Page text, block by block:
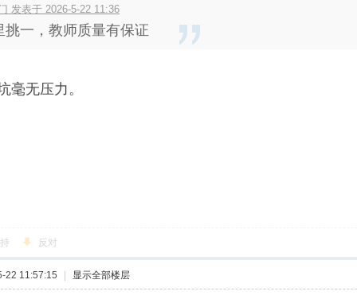
发表于 2026-5-22 11:36
挑一，教师质量有保证
毫无压力。
反对
22 11:57:15 显示全部楼层